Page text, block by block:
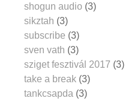
shogun audio (3)
sikztah (3)
subscribe (3)
sven vath (3)
sziget fesztivál 2017 (3)
take a break (3)
tankcsapda (3)